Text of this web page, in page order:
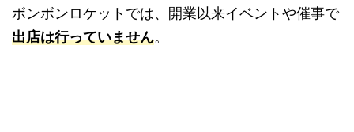
ボンボンロケットでは、開業以来イベントや催事で
出店は行っていません。